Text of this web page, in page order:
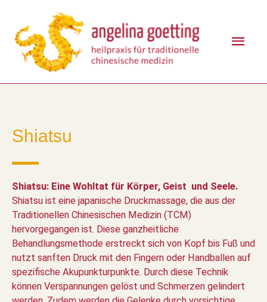
Shiatsu
Shiatsu: Eine Wohltat für Körper, Geist und Seele.
Shiatsu ist eine japanische Druckmassage, die aus der
Traditionellen Chinesischen Medizin (TCM)
hervorgegangen ist. Diese ganzheitliche
Behandlungsmethode erstreckt sich von Kopf bis Fuß und
nutzt sanften Druck mit den Fingern oder Handballen auf
spezifische Akupunkturpunkte. Durch diese Technik
können Verspannungen gelöst und Schmerzen gelindert